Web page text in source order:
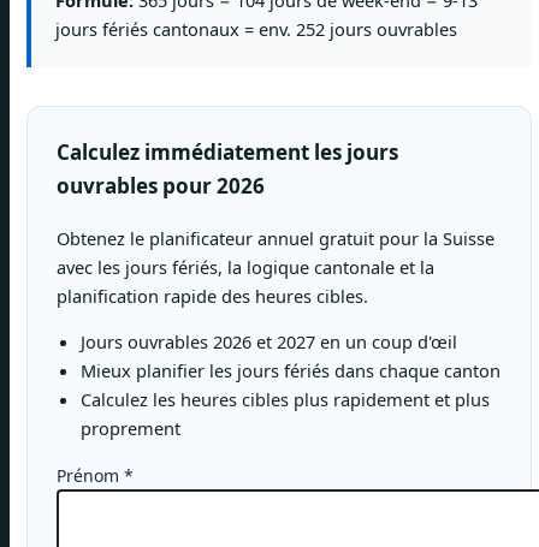
jours fériés cantonaux = env. 252 jours ouvrables
Calculez immédiatement les jours
ouvrables pour 2026
Obtenez le planificateur annuel gratuit pour la Suisse
avec les jours fériés, la logique cantonale et la
planification rapide des heures cibles.
Jours ouvrables 2026 et 2027 en un coup d'œil
Mieux planifier les jours fériés dans chaque canton
Calculez les heures cibles plus rapidement et plus
proprement
Prénom *